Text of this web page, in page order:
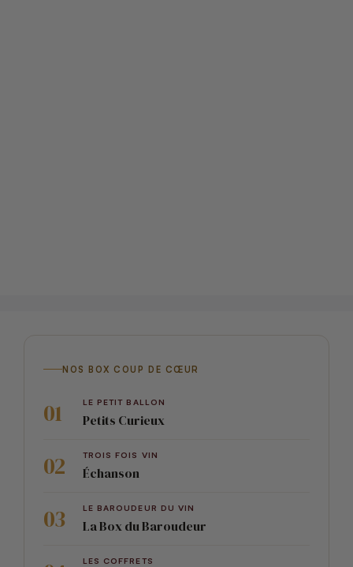
NOS BOX COUP DE CŒUR
LE PETIT BALLON
Petits Curieux
TROIS FOIS VIN
Échanson
LE BAROUDEUR DU VIN
La Box du Baroudeur
LES COFFRETS